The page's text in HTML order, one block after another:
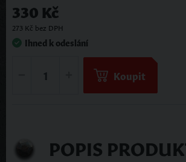
330 Kč
273 Kč bez DPH
Ihned k odeslání
Koupit
POPIS